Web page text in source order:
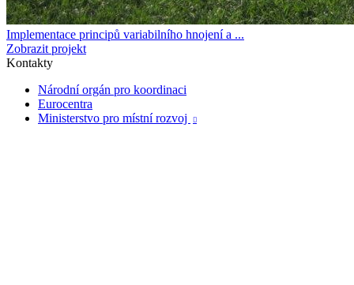
Implementace principů variabilního hnojení a ...
Zobrazit projekt
Kontakty
Národní orgán pro koordinaci
Eurocentra
Ministerstvo pro místní rozvoj
